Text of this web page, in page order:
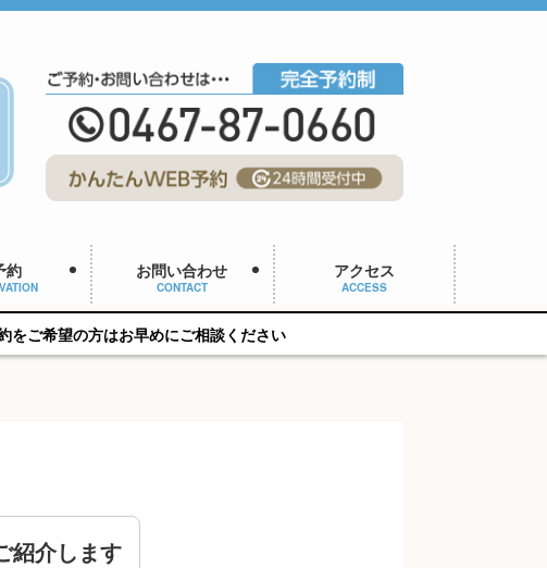
約 お問い合わせ
CONTACT
アクセス
ACCESS
早めにご相談ください
紹介します